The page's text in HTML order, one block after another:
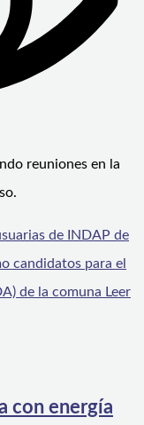
reuniones en la
de INDAP de
candidatos para el
de la comuna Leer
con energía